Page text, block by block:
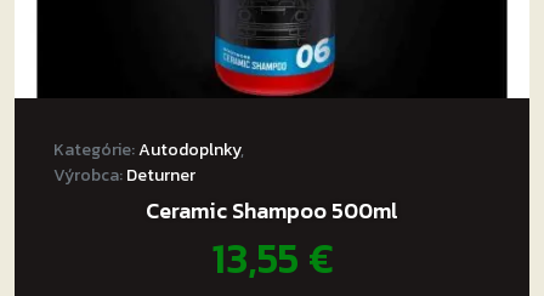
Kategórie:Autodoplnky,
Výrobca:Deturner
Ceramic Shampoo 500ml
13,55€